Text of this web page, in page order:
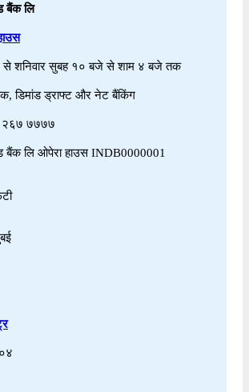
बैंक लि
से शनिवार सुबह १० बजे से शाम ४ बजे तक
डिमांड ड्राफ्ट और नेट बैंकिंग
७७७७
बैंक लि ओपेरा हाउस INDB0000001